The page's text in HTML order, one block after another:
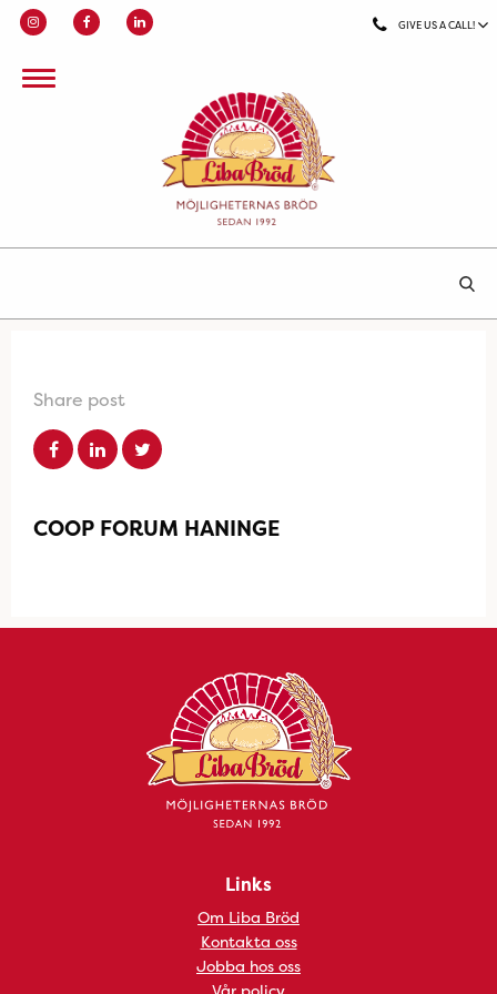
GIVE US A CALL!
Share post
COOP FORUM HANINGE
Links
Om Liba Bröd
Kontakta oss
Jobba hos oss